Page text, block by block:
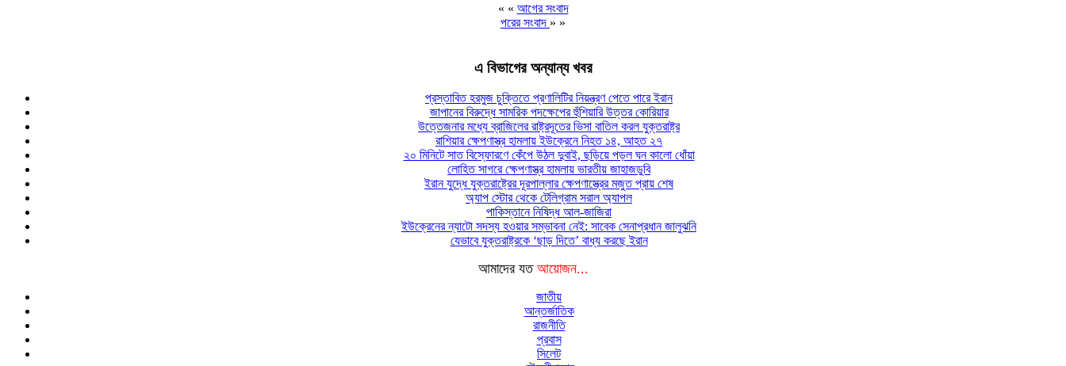
« « আগের সংবাদ
পরের সংবাদ » »
এ বিভাগের অন্যান্য খবর
প্রস্তাবিত হরমুজ চুক্তিতে প্রণালিটির নিয়ন্ত্রণ পেতে পারে ইরান
জাপানের বিরুদ্ধে সামরিক পদক্ষেপের হুঁশিয়ারি উত্তর কোরিয়ার
উত্তেজনার মধ্যে ব্রাজিলের রাষ্ট্রদূতের ভিসা বাতিল করল যুক্তরাষ্ট্র
রাশিয়ার ক্ষেপণাস্ত্র হামলায় ইউক্রেনে নিহত ১৪, আহত ২৭
২০ মিনিটে সাত বিস্ফোরণে কেঁপে উঠল দুবাই, ছড়িয়ে পড়ল ঘন কালো ধোঁয়া
লোহিত সাগরে ক্ষেপণাস্ত্র হামলায় ভারতীয় জাহাজডুবি
ইরান যুদ্ধে যুক্তরাষ্ট্রের দূরপাল্লার ক্ষেপণাস্ত্রের মজুত প্রায় শেষ
অ্যাপ স্টোর থেকে টেলিগ্রাম সরাল অ্যাপল
পাকিস্তানে নিষিদ্ধ আল-জাজিরা
ইউক্রেনের ন্যাটো সদস্য হওয়ার সম্ভাবনা নেই: সাবেক সেনাপ্রধান জালুঝনি
যেভাবে যুক্তরাষ্ট্রকে ‘ছাড় দিতে’ বাধ্য করছে ইরান
আমাদের যত আয়োজন...
জাতীয়
আন্তর্জাতিক
রাজনীতি
প্রবাস
সিলেট